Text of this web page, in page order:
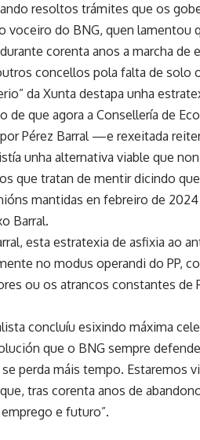
resoltos trámites que os
voceiro do BNG, quen
corenta anos a marcha de
concellos pola falta de solo
da Xunta destapa unha
de que agora a Consellería de
Pérez Barral —e rexeitada
unha alternativa viable que
que tratan de mentir dicindo
mantidas en febreiro de
Barral.
esta estratexia de asfixia ao
no modus operandi do PP,
ou os atrancos constantes de
concluíu esixindo máxima
que o BNG sempre
perda máis tempo. Estaremos
tras corenta anos de
e futuro”.